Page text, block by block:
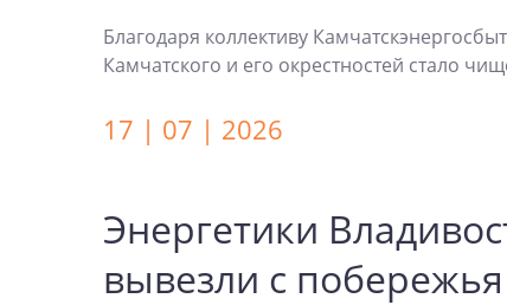
Благодаря коллективу
Камчатского и его окрестностей стало
17 | 07 | 2026
Энергетики
вывезли с